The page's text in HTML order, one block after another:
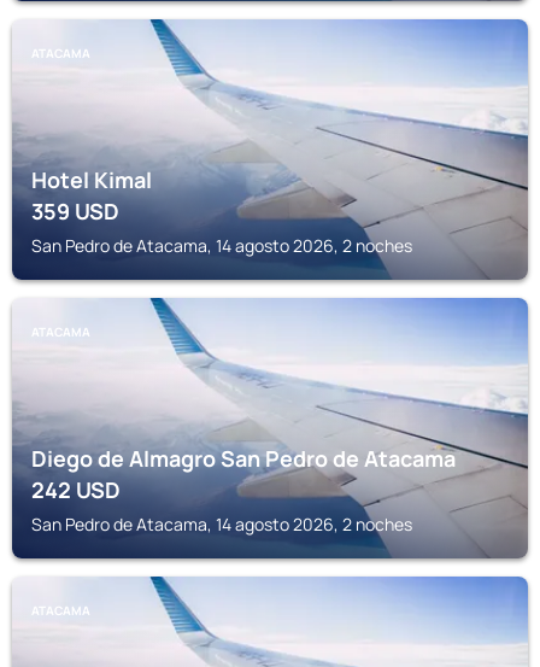
ATACAMA
Hotel Kimal
359USD
San Pedro de Atacama, 14 agosto 2026, 2 noches
ATACAMA
Diego de Almagro San Pedro de Atacama
242USD
San Pedro de Atacama, 14 agosto 2026, 2 noches
ATACAMA